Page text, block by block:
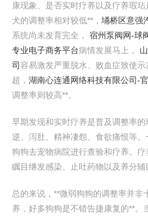
康现象、是否实时疗养以及疗养瑕
犬的调整率相对较低**， 埇桥区意强
系统尚未发育完全， 宿州泵阀网-球
专业电子商务平台病情发展马上，
司容易激发严重脱水、败血症致使
超， 湖南心连通网络科技有限公司-
调整率则较高**。
早期发现和实时疗养是普及调整率
逆、泻肚、精神凄怨、食欲痛恨等
狗狗去宠物病院进行查验和疗养。
瞩目继发感染、止吐药物以及养分辅
总的来说，**微弱狗狗的调整率并非
养，好多狗狗是不错告捷康复的**。